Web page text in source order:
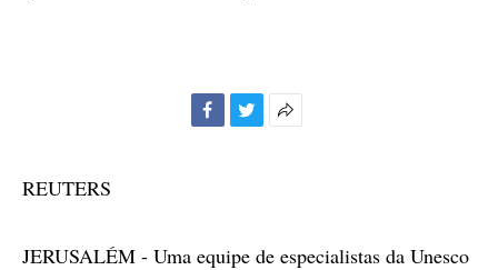
REUTERS
JERUSALÉM - Uma equipe de especialistas da Unesco